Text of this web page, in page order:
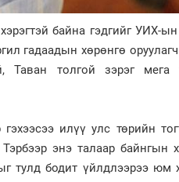
байна гэдгийг УИХ-
гадаадын хөрөнгө
Таван толгой зэрэг мега
илүү улс төрийн
энэ талаар байнгын
тулд бодит үйлдлээрээ юм